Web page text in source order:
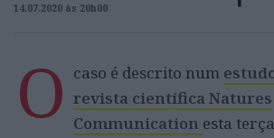
14.07.2020 às 20h00
O caso é descrito num
revista científica Natures
Communication esta